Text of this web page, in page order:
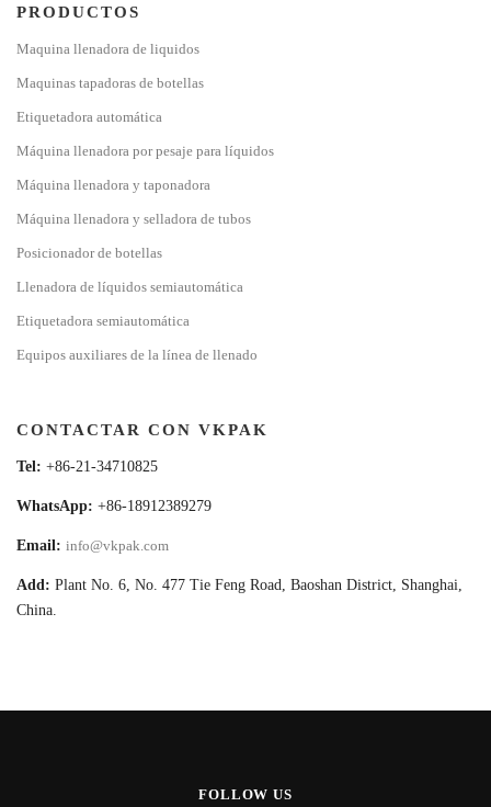
PRODUCTOS
Maquina llenadora de liquidos
Maquinas tapadoras de botellas
Etiquetadora automática
Máquina llenadora por pesaje para líquidos
Máquina llenadora y taponadora
Máquina llenadora y selladora de tubos
Posicionador de botellas
Llenadora de líquidos semiautomática
Etiquetadora semiautomática
Equipos auxiliares de la línea de llenado
CONTACTAR CON VKPAK
Tel: +86-21-34710825
WhatsApp: +86-18912389279
Email: info@vkpak.com
Add: Plant No. 6, No. 477 Tie Feng Road, Baoshan District, Shanghai,
China.
FOLLOW US